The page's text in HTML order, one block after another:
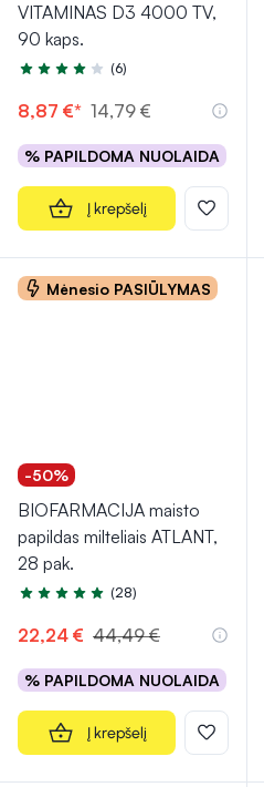
VITAMINAS D3 4000 TV,
90 kaps.
Įvertinimas 4.3 iš 5
(6)
8,87 €* 14,79 €
% PAPILDOMA NUOLAIDA
Į krepšelį
Mėnesio PASIŪLYMAS
-50%
BIOFARMACIJA maisto
papildas milteliais ATLANT,
28 pak.
Įvertinimas 4.9 iš 5
(28)
22,24 € 44,49 €
% PAPILDOMA NUOLAIDA
Į krepšelį